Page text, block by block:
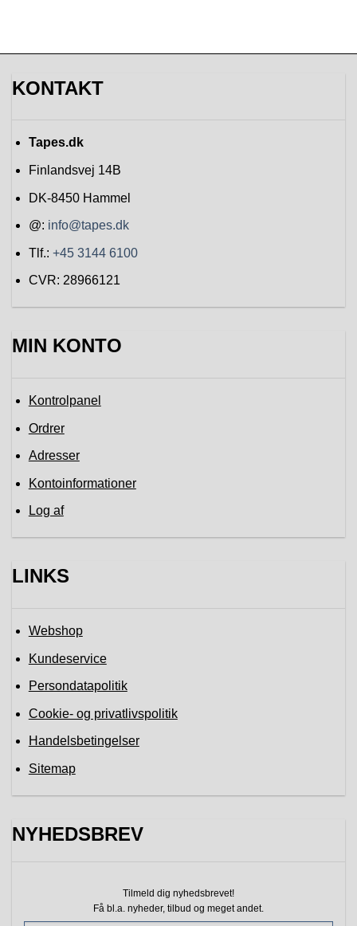
KONTAKT
Tapes.dk
Finlandsvej 14B
DK-8450 Hammel
@: info@tapes.dk
Tlf.: +45 3144 6100
CVR: 28966121
MIN KONTO
Kontrolpanel
Ordrer
Adresser
Kontoinformationer
Log af
LINKS
Webshop
Kundeservice
Persondatapolitik
Cookie- og privatlivspolitik
Handelsbetingelser
Sitemap
NYHEDSBREV
Tilmeld dig nyhedsbrevet!
Få bl.a. nyheder, tilbud og meget andet.